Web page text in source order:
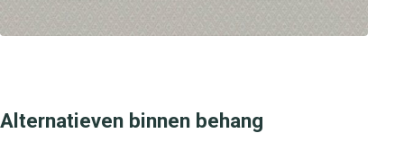
Alternatieven binnen behang